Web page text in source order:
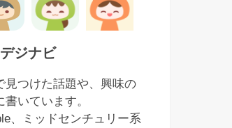
デジナビ
見つけた話題や、興味の
いています。
、ミッドセンチュリー系